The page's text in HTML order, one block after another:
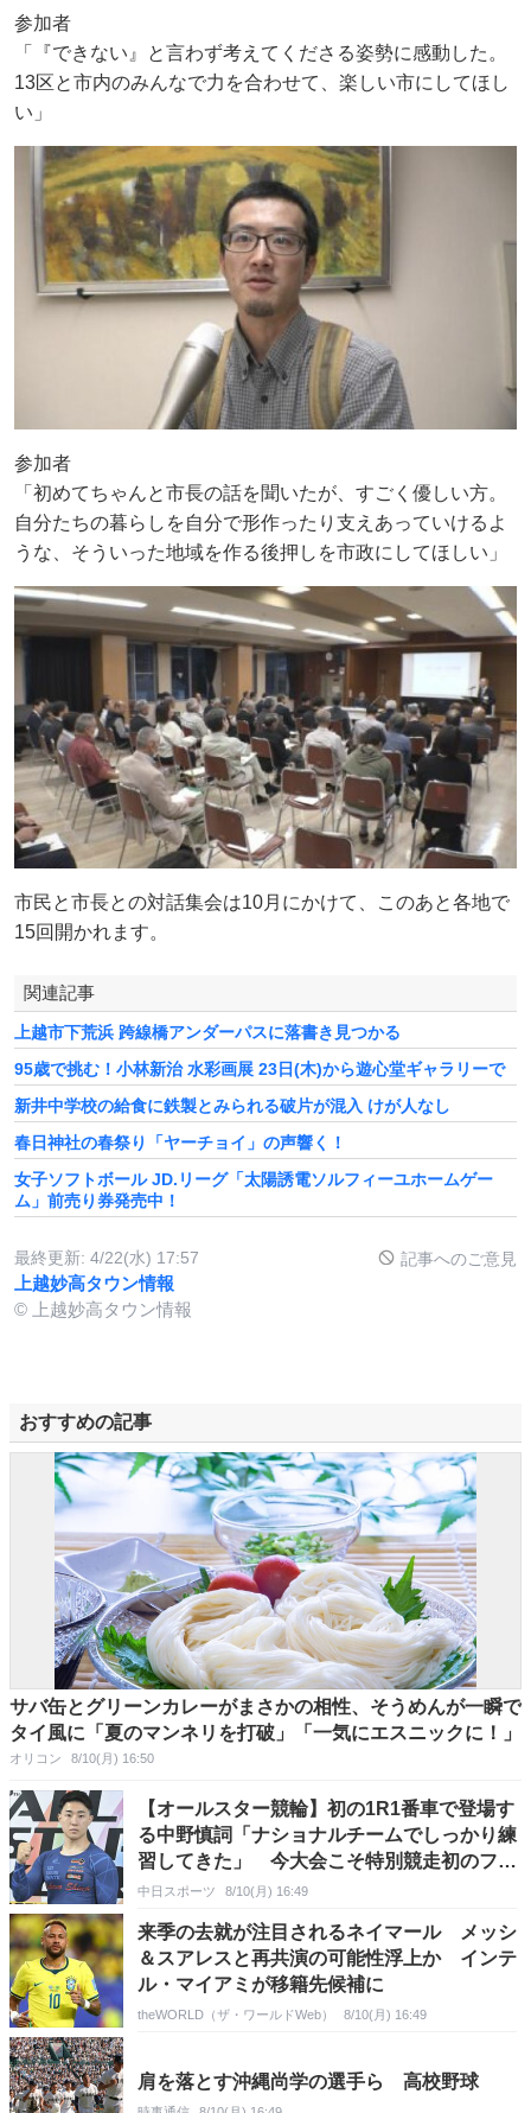
参加者
「『できない』と言わず考えてくださる姿勢に感動した。
13区と市内のみんなで力を合わせて、楽しい市にしてほし
い」
参加者
「初めてちゃんと市長の話を聞いたが、すごく優しい方。
自分たちの暮らしを自分で形作ったり支えあっていけるよ
うな、そういった地域を作る後押しを市政にしてほしい」
市民と市長との対話集会は10月にかけて、このあと各地で
15回開かれます。
関連記事
上越市下荒浜 跨線橋アンダーパスに落書き見つかる
95歳で挑む！小林新治 水彩画展 23日(木)から遊心堂ギャラリーで
新井中学校の給食に鉄製とみられる破片が混入 けが人なし
春日神社の春祭り「ヤーチョイ」の声響く！
女子ソフトボール JD.リーグ「太陽誘電ソルフィーユホームゲー
ム」前売り券発売中！
最終更新: 4/22(水) 17:57 記事へのご意見
上越妙高タウン情報
© 上越妙高タウン情報
おすすめの記事
サバ缶とグリーンカレーがまさかの相性、そうめんが一瞬で
タイ風に「夏のマンネリを打破」「一気にエスニックに！」
オリコン 8/10(月) 16:50
【オールスター競輪】初の1R1番車で登場す
る中野慎詞「ナショナルチームでしっかり練
習してきた」 今大会こそ特別競走初のファ
イナルへ気合満点
中日スポーツ 8/10(月) 16:49
来季の去就が注目されるネイマール メッシ
＆スアレスと再共演の可能性浮上か インテ
ル・マイアミが移籍先候補に
theWORLD（ザ・ワールドWeb） 8/10(月) 16:49
肩を落とす沖縄尚学の選手ら 高校野球